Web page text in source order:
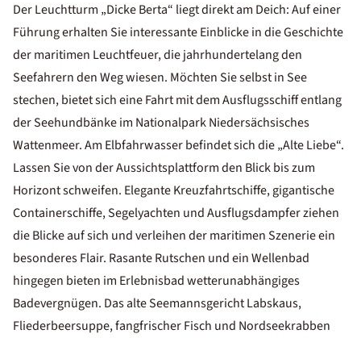
Der Leuchtturm „Dicke Berta“ liegt direkt am Deich: Auf einer
Führung erhalten Sie interessante Einblicke in die Geschichte
der maritimen Leuchtfeuer, die jahrhundertelang den
Seefahrern den Weg wiesen. Möchten Sie selbst in See
stechen, bietet sich eine Fahrt mit dem Ausflugsschiff entlang
der Seehundbänke im Nationalpark Niedersächsisches
Wattenmeer. Am Elbfahrwasser befindet sich die „Alte Liebe“.
Lassen Sie von der Aussichtsplattform den Blick bis zum
Horizont schweifen. Elegante Kreuzfahrtschiffe, gigantische
Containerschiffe, Segelyachten und Ausflugsdampfer ziehen
die Blicke auf sich und verleihen der maritimen Szenerie ein
besonderes Flair. Rasante Rutschen und ein Wellenbad
hingegen bieten im Erlebnisbad wetterunabhängiges
Badevergnügen. Das alte Seemannsgericht Labskaus,
Fliederbeersuppe, fangfrischer Fisch und Nordseekrabben